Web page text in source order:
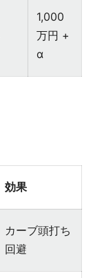
1,000
万円 +
α
効果
カーブ頭打ち
回避